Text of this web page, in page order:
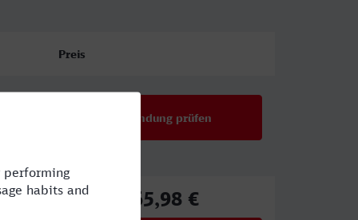
Preis
Verbindung prüfen
65,98 €